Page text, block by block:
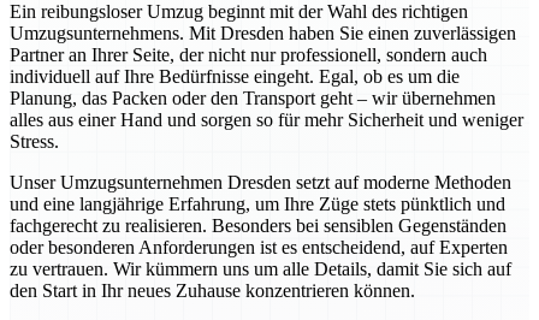
Ein reibungsloser Umzug beginnt mit der Wahl des richtigen
Umzugsunternehmens. Mit Dresden haben Sie einen zuverlässigen
Partner an Ihrer Seite, der nicht nur professionell, sondern auch
individuell auf Ihre Bedürfnisse eingeht. Egal, ob es um die
Planung, das Packen oder den Transport geht – wir übernehmen
alles aus einer Hand und sorgen so für mehr Sicherheit und weniger
Stress.
Unser Umzugsunternehmen Dresden setzt auf moderne Methoden
und eine langjährige Erfahrung, um Ihre Züge stets pünktlich und
fachgerecht zu realisieren. Besonders bei sensiblen Gegenständen
oder besonderen Anforderungen ist es entscheidend, auf Experten
zu vertrauen. Wir kümmern uns um alle Details, damit Sie sich auf
den Start in Ihr neues Zuhause konzentrieren können.